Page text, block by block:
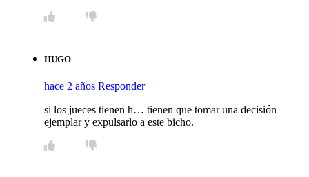
HUGO
hace 2 años Responder
si los jueces tienen h… tienen que tomar una decisión
ejemplar y expulsarlo a este bicho.